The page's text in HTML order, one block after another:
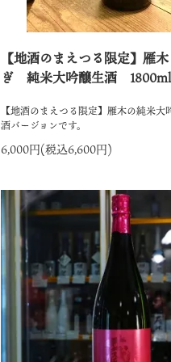
【地酒のまえつる限定】雁
ぎ 純米大吟醸生酒 1800ml
【地酒のまえつる限定】雁木の純米
酒バージョンです。
6,000円(税込6,600円)